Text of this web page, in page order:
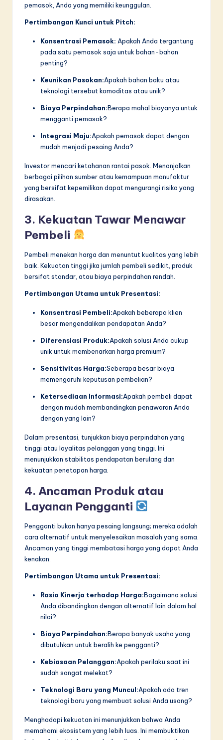
pemasok, Anda yang memiliki keunggulan.
Pertimbangan Kunci untuk Pitch:
Konsentrasi Pemasok: Apakah Anda tergantung
pada satu pemasok saja untuk bahan-bahan
penting?
Keunikan Pasokan:Apakah bahan baku atau
teknologi tersebut komoditas atau unik?
Biaya Perpindahan:Berapa mahal biayanya untuk
mengganti pemasok?
Integrasi Maju:Apakah pemasok dapat dengan
mudah menjadi pesaing Anda?
Investor mencari ketahanan rantai pasok. Menonjolkan
berbagai pilihan sumber atau kemampuan manufaktur
yang bersifat kepemilikan dapat mengurangi risiko yang
dirasakan.
3. Kekuatan Tawar Menawar
Pembeli
Pembeli menekan harga dan menuntut kualitas yang lebih
baik. Kekuatan tinggi jika jumlah pembeli sedikit, produk
bersifat standar, atau biaya perpindahan rendah.
Pertimbangan Utama untuk Presentasi:
Konsentrasi Pembeli:Apakah beberapa klien
besar mengendalikan pendapatan Anda?
Diferensiasi Produk:Apakah solusi Anda cukup
unik untuk membenarkan harga premium?
Sensitivitas Harga:Seberapa besar biaya
memengaruhi keputusan pembelian?
Ketersediaan Informasi:Apakah pembeli dapat
dengan mudah membandingkan penawaran Anda
dengan yang lain?
Dalam presentasi, tunjukkan biaya perpindahan yang
tinggi atau loyalitas pelanggan yang tinggi. Ini
menunjukkan stabilitas pendapatan berulang dan
kekuatan penetapan harga.
4. Ancaman Produk atau
Layanan Pengganti
Pengganti bukan hanya pesaing langsung; mereka adalah
cara alternatif untuk menyelesaikan masalah yang sama.
Ancaman yang tinggi membatasi harga yang dapat Anda
kenakan.
Pertimbangan Utama untuk Presentasi:
Rasio Kinerja terhadap Harga:Bagaimana solusi
Anda dibandingkan dengan alternatif lain dalam hal
nilai?
Biaya Perpindahan:Berapa banyak usaha yang
dibutuhkan untuk beralih ke pengganti?
Kebiasaan Pelanggan:Apakah perilaku saat ini
sudah sangat melekat?
Teknologi Baru yang Muncul:Apakah ada tren
teknologi baru yang membuat solusi Anda usang?
Menghadapi kekuatan ini menunjukkan bahwa Anda
memahami ekosistem yang lebih luas. Ini membuktikan